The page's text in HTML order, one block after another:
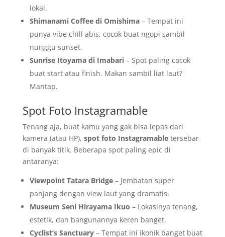
lokal.
Shimanami Coffee di Omishima– Tempat ini
punya vibe chill abis, cocok buat ngopi sambil
nunggu sunset.
Sunrise Itoyama di Imabari– Spot paling cocok
buat start atau finish. Makan sambil liat laut?
Mantap.
Spot Foto Instagramable
Tenang aja, buat kamu yang gak bisa lepas dari
kamera (atau HP), spot foto Instagramabletersebar
di banyak titik. Beberapa spot paling epic di
antaranya:
Viewpoint Tatara Bridge– Jembatan super
panjang dengan view laut yang dramatis.
Museum Seni Hirayama Ikuo – Lokasinya tenang,
estetik, dan bangunannya keren banget.
Cyclist’s Sanctuary– Tempat ini ikonik banget buat